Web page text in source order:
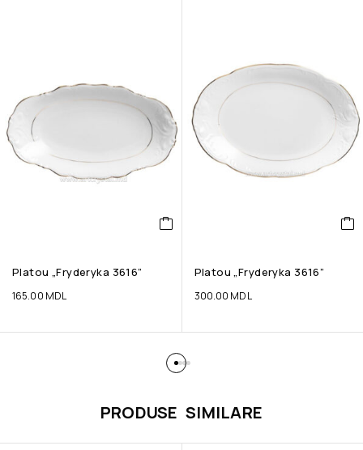
Platou „Fryderyka 3616”
165.00 MDL
Platou „Fryderyka 3616”
300.00 MDL
PRODUSE SIMILARE